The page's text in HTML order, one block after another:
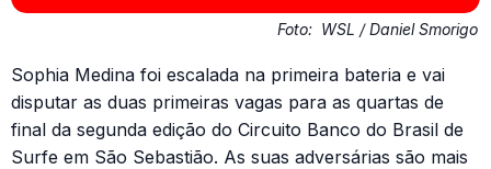
Foto: WSL / Daniel Smorigo
Sophia Medina foi escalada na primeira bateria e vai
disputar as duas primeiras vagas para as quartas de
final da segunda edição do Circuito Banco do Brasil de
Surfe em São Sebastião. As suas adversárias são mais